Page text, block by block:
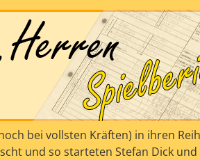
bei vollsten Kräften) in ihren
und so starteten Stefan Dick und